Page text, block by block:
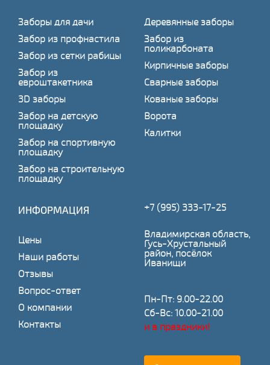
Заборы для дачи
Забор из профнастила
Забор из сетки рабицы
Забор из
евроштакетника
3D заборы
Забор на детскую
площадку
Забор на спортивную
площадку
Забор на строительную
площадку
Деревянные заборы
Забор из
поликарбоната
Кирпичные заборы
Сварные заборы
Кованые заборы
Ворота
Калитки
ИНФОРМАЦИЯ
Цены
Наши работы
Отзывы
Вопрос-ответ
О компании
Контакты
+7 (995) 333-17-25
Владимирская область,
Гусь-Хрустальный
район, посёлок
Иванищи
Пн-Пт: 9.00-22.00
Сб-Вс: 10.00-21.00
и в праздники!